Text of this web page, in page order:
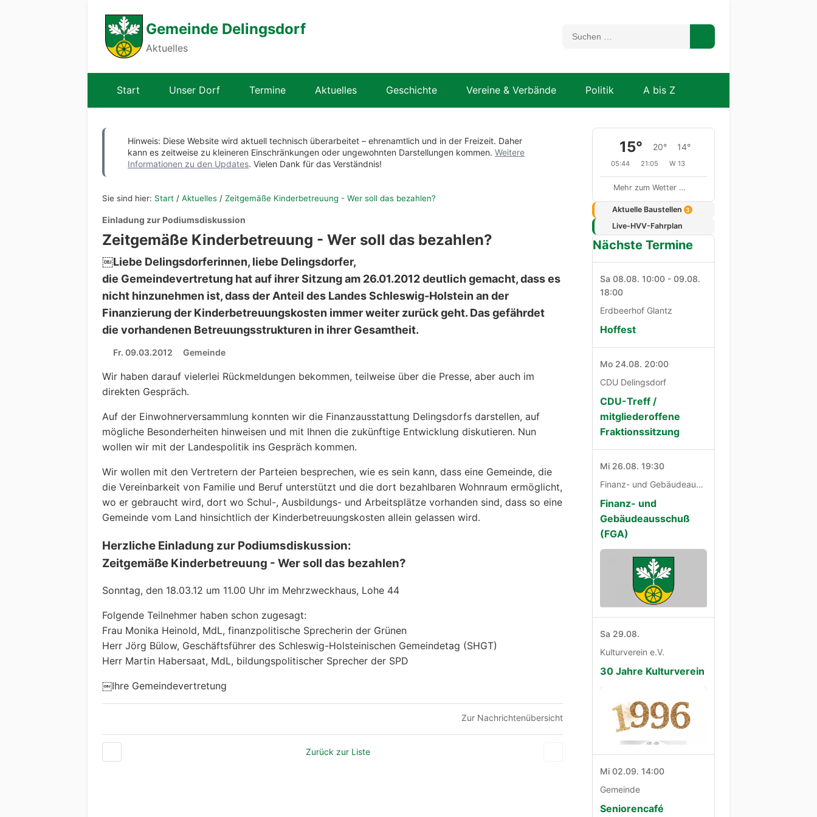
Gemeinde Delingsdorf
Aktuelles
Start Unser Dorf Termine Aktuelles Geschichte Vereine & Verbände Politik A bis Z
Hinweis: Diese Website wird aktuell technisch überarbeitet – ehrenamtlich und in der Freizeit. Daher
kann es zeitweise zu kleineren Einschränkungen oder ungewohnten Darstellungen kommen. Weitere
Informationen zu den Updates. Vielen Dank für das Verständnis!
Sie sind hier: Start / Aktuelles / Zeitgemäße Kinderbetreuung - Wer soll das bezahlen?
Einladung zur Podiumsdiskussion
Zeitgemäße Kinderbetreuung - Wer soll das bezahlen?
￼Liebe Delingsdorferinnen, liebe Delingsdorfer,
die Gemeindevertretung hat auf ihrer Sitzung am 26.01.2012 deutlich gemacht, dass es
nicht hinzunehmen ist, dass der Anteil des Landes Schleswig-Holstein an der
Finanzierung der Kinderbetreuungskosten immer weiter zurück geht. Das gefährdet
die vorhandenen Betreuungsstrukturen in ihrer Gesamtheit.
Fr. 09.03.2012 Gemeinde
Wir haben darauf vielerlei Rückmeldungen bekommen, teilweise über die Presse, aber auch im
direkten Gespräch.
Auf der Einwohnerversammlung konnten wir die Finanzausstattung Delingsdorfs darstellen, auf
mögliche Besonderheiten hinweisen und mit Ihnen die zukünftige Entwicklung diskutieren. Nun
wollen wir mit der Landespolitik ins Gespräch kommen.
Wir wollen mit den Vertretern der Parteien besprechen, wie es sein kann, dass eine Gemeinde, die
die Vereinbarkeit von Familie und Beruf unterstützt und die dort bezahlbaren Wohnraum ermöglicht,
wo er gebraucht wird, dort wo Schul-, Ausbildungs- und Arbeitsplätze vorhanden sind, dass so eine
Gemeinde vom Land hinsichtlich der Kinderbetreuungskosten allein gelassen wird.
Herzliche Einladung zur Podiumsdiskussion:
Zeitgemäße Kinderbetreuung - Wer soll das bezahlen?
Sonntag, den 18.03.12 um 11.00 Uhr im Mehrzweckhaus, Lohe 44
Folgende Teilnehmer haben schon zugesagt:
Frau Monika Heinold, MdL, finanzpolitische Sprecherin der Grünen
Herr Jörg Bülow, Geschäftsführer des Schleswig-Holsteinischen Gemeindetag (SHGT)
Herr Martin Habersaat, MdL, bildungspolitischer Sprecher der SPD
￼Ihre Gemeindevertretung
Zur Nachrichtenübersicht
Zurück zur Liste
15° 20° 14°
05:44 21:05 W 13
Mehr zum Wetter …
Aktuelle Baustellen 3
Live-HVV-Fahrplan
Nächste Termine
Sa 08.08. 10:00 - 09.08.
18:00
Erdbeerhof Glantz
Hoffest
Mo 24.08. 20:00
CDU Delingsdorf
CDU-Treff /
mitgliederoffene
Fraktionssitzung
Mi 26.08. 19:30
Finanz- und Gebäudeausschuß
Finanz- und
Gebäudeausschuß
(FGA)
Sa 29.08.
Kulturverein e.V.
30 Jahre Kulturverein
Mi 02.09. 14:00
Gemeinde
Seniorencafé